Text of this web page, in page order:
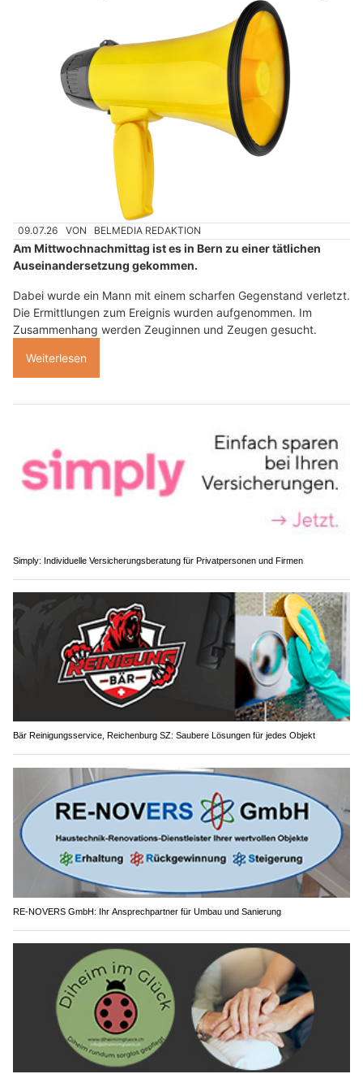
09.07.26 VON BELMEDIA REDAKTION
Am Mittwochnachmittag ist es in Bern zu einer tätlichen
Auseinandersetzung gekommen.
Dabei wurde ein Mann mit einem scharfen Gegenstand verletzt.
Die Ermittlungen zum Ereignis wurden aufgenommen. Im
Zusammenhang werden Zeuginnen und Zeugen gesucht.
Weiterlesen
Simply: Individuelle Versicherungsberatung für Privatpersonen und Firmen
Bär Reinigungsservice, Reichenburg SZ: Saubere Lösungen für jedes Objekt
RE-NOVERS GmbH: Ihr Ansprechpartner für Umbau und Sanierung